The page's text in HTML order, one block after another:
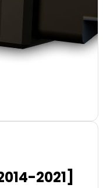
2021]